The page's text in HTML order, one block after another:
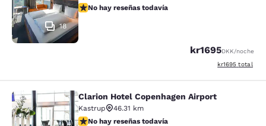
18
No hay reseñas todavía
No hay reseñas todavía
kr1695DKK/noche
Ver detalles del
kr1695 total
Clarion Hotel Copenhagen Airport
Clarion Hotel Copenhagen Airport
Kastrup
46.31 km
No hay reseñas todavía
No hay reseñas todavía